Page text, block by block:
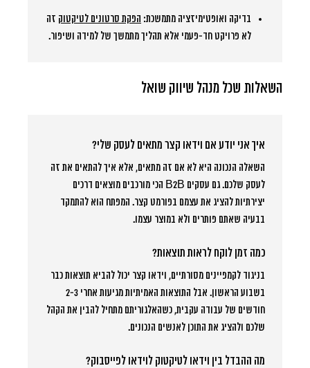
בדיקה ואופטימיזציה מתמשכת: הפקת סרטונים לטיקטוק זה
לא פרויקט חד-פעמי אלא תהליך מתמשך של למידה ושיפור.
השאלות שכל מנהל שיווק שואל
איך אני יודע אם וידאו קצר מתאים לעסק שלי?
השאלה הנכונה היא לא אם זה מתאים, אלא איך להתאים את זה
לעסק שלכם. גם עסקים B2B הכי מורכבים מוצאים דרכים
יצירתיות להציג את עצמם בפורמט קצר. המפתח הוא להתמקד
בבעיה שאתם פותרים ולא במוצר עצמו.
כמה זמן לוקח לראות תוצאות?
בניגוד לקמפיינים מסורתיים, וידאו קצר יכול להביא תוצאות כבר
בשבוע הראשון. אבל התוצאות האמיתיות מגיעות אחרי 2-3
חודשים של עבודה עקבית, כשהאלגוריתם מתחיל להבין את הקהל
שלכם ולהציג את התוכן לאנשים הנכונים.
מה ההבדל בין וידאו לטיקטוק לוידאו לפייסבוק?